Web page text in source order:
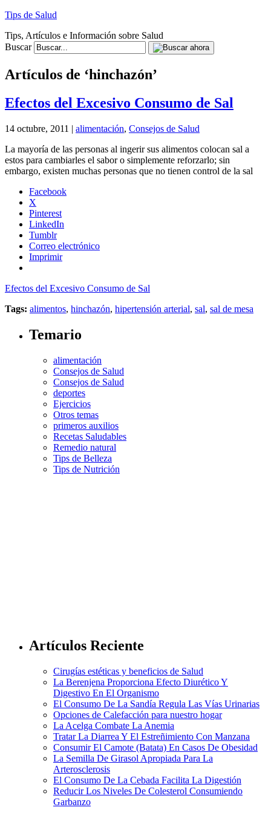
Tips de Salud
Tips, Artículos e Información sobre Salud
Buscar
Artículos de ‘hinchazón’
Efectos del Excesivo Consumo de Sal
14 octubre, 2011 | alimentación, Consejos de Salud
La mayoría de las personas al ingerir sus alimentos colocan sal a
estos para cambiarles el sabor o simplemente reforzarlo; sin
embargo, existen muchas personas que no tienen control de la sal
Facebook
X
Pinterest
LinkedIn
Tumblr
Correo electrónico
Imprimir
Efectos del Excesivo Consumo de Sal
Tags: alimentos, hinchazón, hipertensión arterial, sal, sal de mesa
Temario
alimentación
Consejos de Salud
Consejos de Salud
deportes
Ejercicios
Otros temas
primeros auxilios
Recetas Saludables
Remedio natural
Tips de Belleza
Tips de Nutrición
Artículos Reciente
Cirugías estéticas y beneficios de Salud
La Berenjena Proporciona Efecto Diurético Y
Digestivo En El Organismo
El Consumo De La Sandía Regula Las Vías Urinarias
Opciones de Calefacción para nuestro hogar
La Acelga Combate La Anemia
Tratar La Diarrea Y El Estreñimiento Con Manzana
Consumir El Camote (Batata) En Casos De Obesidad
La Semilla De Girasol Apropiada Para La
Arterosclerosis
El Consumo De La Cebada Facilita La Digestión
Reducir Los Niveles De Colesterol Consumiendo
Garbanzo